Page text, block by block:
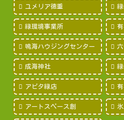
ユメリア徳重
緑環境事業所
鳴海ハウジングセンター
成海神社
アピタ緑店
アートスペース創